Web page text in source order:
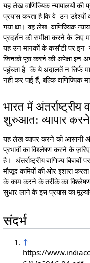
यह लेख वाणिज्यिक न्यायालयों की
प्रयास करता है कि वे उन उद्देश्यों
गया था। यह लेख वाणिज्यिक
प्रदर्शन की समीक्षा करने के लिए
यह उन मानकों के कसौटी पर इन
जिनको पूरा करने की अपेक्षा इन
पहुंचता है कि ये अदालतें न सिर्फ
नहीं कर पाई हैं, बल्कि वाणिज्यिक
भारत में अंतर्राष्ट्रीय
शुरुआत: व्यापार
यह लेख व्यापर करने की आसानी और
प्रभावों का विश्लेषण करने के
है। अंतर्राष्ट्रीय वाणिज्य
मौजूद कमियों की ओर इशारा
के काम करने के तरीके का विश्लेषण
सुधार लाने के इस प्रयास का
संदर्भ
↑
https://